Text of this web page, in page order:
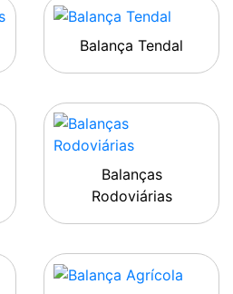
Balança Tendal
Balanças
Rodoviárias